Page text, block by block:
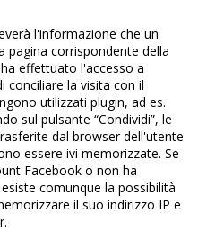
l'informazione che un
pagina corrispondente della
effettuato l'accesso a
conciliare la visita con il
utilizzati plugin, ad es.
sul pulsante “Condividi”, le
dal browser dell'utente
essere ivi memorizzate. Se
Facebook o non ha
comunque la possibilità
il suo indirizzo IP e